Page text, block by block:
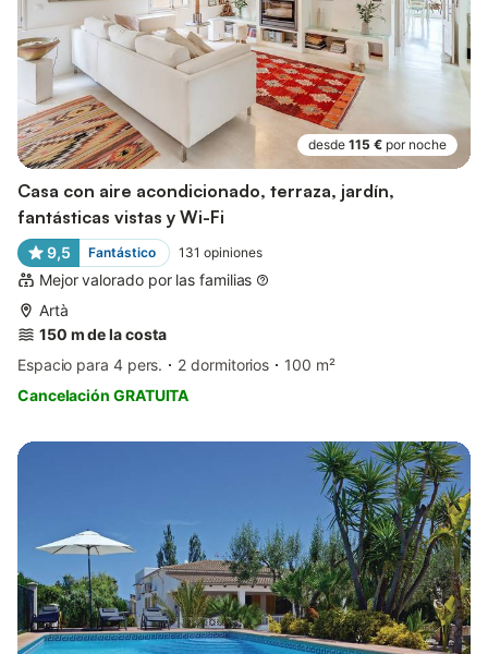
desde 115 € por noche
Casa con aire acondicionado, terraza, jardín,
fantásticas vistas y Wi-Fi
9,5 Fantástico 131 opiniones
Mejor valorado por las familias
Artà
150 m de la costa
Espacio para 4 pers.
2 dormitorios
100 m²
Cancelación GRATUITA